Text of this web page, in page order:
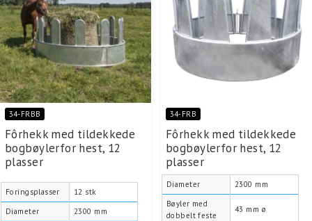
34-FRBB
Fôrhekk med tildekkede
bogbøylerfor hest, 12
plasser
Foringsplasser
12 stk
Diameter
2300 mm
34-FRB
Fôrhekk med tildekkede
bogbøylerfor hest, 12
plasser
Diameter
2300 mm
Bøyler med
dobbelt feste
43 mm ø